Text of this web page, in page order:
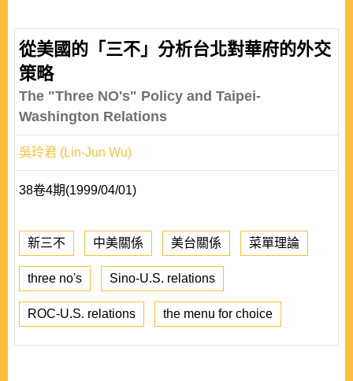
從美國的「三不」分析台北對華府的外交
策略
The "Three NO's" Policy and Taipei-
Washington Relations
吳玲君 (Lin-Jun Wu)
38卷4期(1999/04/01)
新三不 中美關係 美台關係 菜單理論
three no's Sino-U.S. relations
ROC-U.S. relations the menu for choice